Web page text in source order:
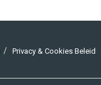
Privacy & Cookies Beleid